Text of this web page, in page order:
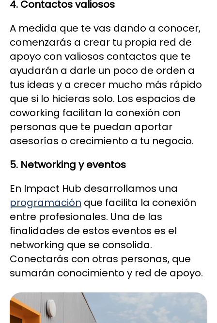
4. Contactos valiosos
A medida que te vas dando a conocer,
comenzarás a crear tu propia red de
apoyo con valiosos contactos que te
ayudarán a darle un poco de orden a
tus ideas y a crecer mucho más rápido
que si lo hicieras solo. Los espacios de
coworking facilitan la conexión con
personas que te puedan aportar
asesorías o crecimiento a tu negocio.
5. Networking y eventos
En Impact Hub desarrollamos una
programación que facilita la conexión
entre profesionales. Una de las
finalidades de estos eventos es el
networking que se consolida.
Conectarás con otras personas, que
sumarán conocimiento y red de apoyo.